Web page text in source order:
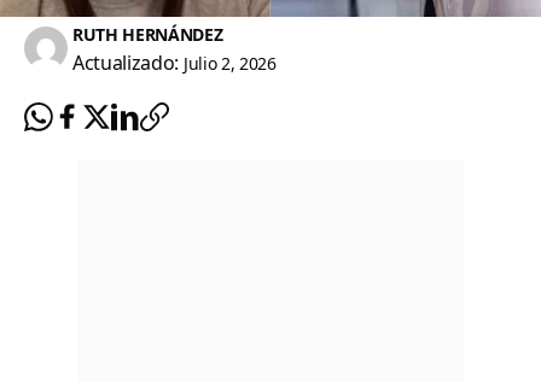
RUTH HERNÁNDEZ
Actualizado: Julio 2, 2026